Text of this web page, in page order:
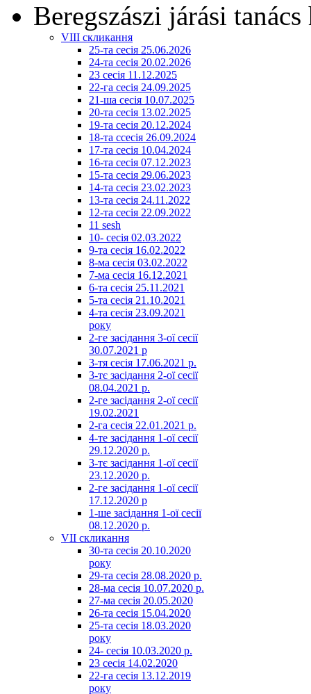
Beregszászi járási
VIII скликання
25-та сесія 25.06.2026
24-та сесія 20.02.2026
23 сесія 11.12.2025
22-га сесія 24.09.2025
21-ша сесія 10.07.2025
20-та сесія 13.02.2025
19-та сесія 20.12.2024
18-та ссесія 26.09.2024
17-та сесія 10.04.2024
16-та сесія 07.12.2023
15-та сесія 29.06.2023
14-та сесія 23.02.2023
13-та сесія 24.11.2022
12-та сесія 22.09.2022
11 sesh
10- сесія 02.03.2022
9-та сесія 16.02.2022
8-ма сесія 03.02.2022
7-ма сесія 16.12.2021
6-та сесія 25.11.2021
5-та сесія 21.10.2021
4-та сесія 23.09.2021
року
2-ге засідання 3-ої сесії
30.07.2021 р
3-тя сесія 17.06.2021 р.
3-тє засідання 2-ої сесії
08.04.2021 р.
2-ге засідання 2-ої сесії
19.02.2021
2-га сесія 22.01.2021 р.
4-те засідання 1-ої сесії
29.12.2020 р.
3-тє засідання 1-ої сесії
23.12.2020 р.
2-ге засідання 1-ої сесії
17.12.2020 р
1-ше засідання 1-ої сесії
08.12.2020 р.
VII скликання
30-та сесія 20.10.2020
року
29-та сесія 28.08.2020 р.
28-ма сесія 10.07.2020 р.
27-ма сесія 20.05.2020
26-та сесія 15.04.2020
25-та сесія 18.03.2020
року
24- сесія 10.03.2020 р.
23 сесія 14.02.2020
22-га сесія 13.12.2019
року